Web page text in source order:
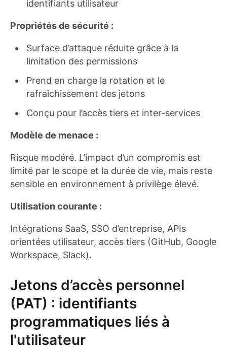
identifiants utilisateur
Propriétés de sécurité :
Surface d’attaque réduite grâce à la
limitation des permissions
Prend en charge la rotation et le
rafraîchissement des jetons
Conçu pour l’accès tiers et inter-services
Modèle de menace :
Risque modéré. L’impact d’un compromis est
limité par le scope et la durée de vie, mais reste
sensible en environnement à privilège élevé.
Utilisation courante :
Intégrations SaaS, SSO d’entreprise, APIs
orientées utilisateur, accès tiers (GitHub, Google
Workspace, Slack).
Jetons d’accès personnel
(PAT) : identifiants
programmatiques liés à
l'utilisateur